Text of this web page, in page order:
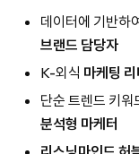
데이터에 기반하
브랜드 담당자
K-외식 마케팅 리
단순 트렌드 키워
분석형 마케터